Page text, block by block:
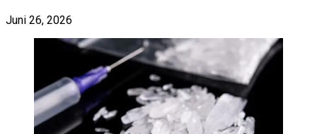
Juni 26, 2026